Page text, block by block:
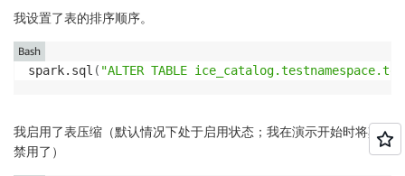
only showing top
我设置了表的排序顺序。
spark.sql ( "ALTER TABLE
Bash
我启用了表压缩（默认情况下处于启用状态；我在演示开始时将其
禁用了）